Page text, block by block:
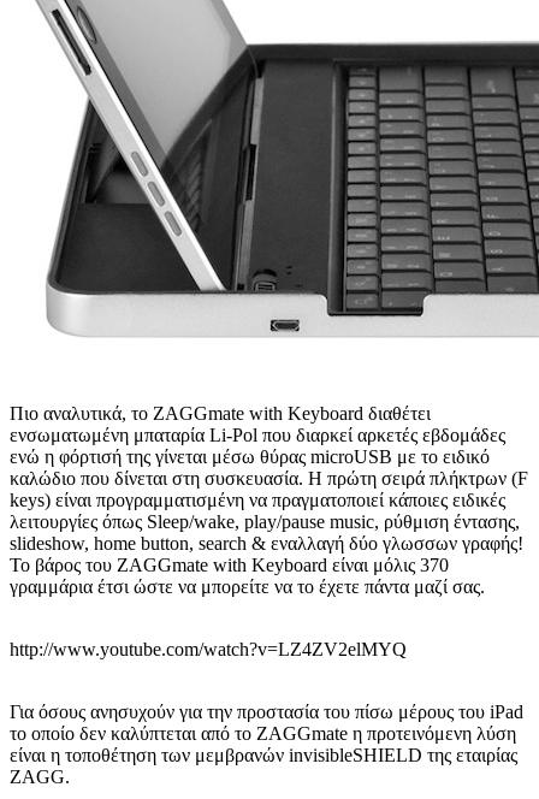
Πιο αναλυτικά, το ZAGGmate with Keyboard διαθέτει
ενσωματωμένη μπαταρία Li-Pol που διαρκεί αρκετές εβδομάδες
ενώ η φόρτισή της γίνεται μέσω θύρας microUSB με το ειδικό
καλώδιο που δίνεται στη συσκευασία. Η πρώτη σειρά πλήκτρων (F
keys) είναι προγραμματισμένη να πραγματοποιεί κάποιες ειδικές
λειτουργίες όπως Sleep/wake, play/pause music, ρύθμιση έντασης,
slideshow, home button, search & εναλλαγή δύο γλωσσων γραφής!
Το βάρος του ZAGGmate with Keyboard είναι μόλις 370
γραμμάρια έτσι ώστε να μπορείτε να το έχετε πάντα μαζί σας.
http://www.youtube.com/watch?v=LZ4ZV2elMYQ
Για όσους ανησυχούν για την προστασία του πίσω μέρους του iPad
το οποίο δεν καλύπτεται από το ZAGGmate η προτεινόμενη λύση
είναι η τοποθέτηση των μεμβρανών invisibleSHIELD της εταιρίας
ZAGG.